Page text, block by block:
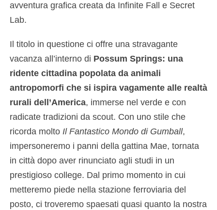
avventura grafica creata da Infinite Fall e Secret
Lab.
Il titolo in questione ci offre una stravagante
vacanza all’interno di Possum Springs: una
ridente cittadina popolata da animali
antropomorfi che si ispira vagamente alle realtà
rurali dell’America, immerse nel verde e con
radicate tradizioni da scout. Con uno stile che
ricorda molto Il Fantastico Mondo di Gumball,
impersoneremo i panni della gattina Mae, tornata
in città dopo aver rinunciato agli studi in un
prestigioso college. Dal primo momento in cui
metteremo piede nella stazione ferroviaria del
posto, ci troveremo spaesati quasi quanto la nostra